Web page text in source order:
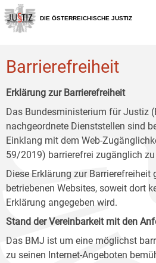
Zur
Hauptnavigation
[1]
Zum
Inhalt
[2]
Zum
Untermenü
[3]
DIE ÖSTERREICHISCHE JUSTIZ
Barrierefreiheit
Erklärung zur Barrierefreiheit
Das Bundesministerium für Justiz
nachgeordnete Dienststellen sind
Einklang mit dem Web-
59/2019) barrierefrei zugänglich
Diese Erklärung zur
betriebenen Websites, soweit dort
Erklärung angegeben wird.
Stand der Vereinbarkeit mit den
Das BMJ ist um eine möglichst
zu seinen Internet-Angeboten